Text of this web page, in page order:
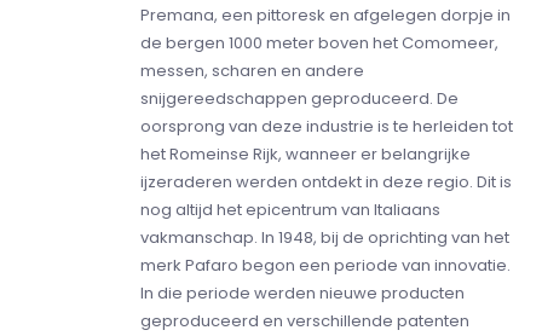
Premana, een pittoresk en afgelegen dorpje in
de bergen 1000 meter boven het Comomeer,
messen, scharen en andere
snijgereedschappen geproduceerd. De
oorsprong van deze industrie is te herleiden tot
het Romeinse Rijk, wanneer er belangrijke
ijzeraderen werden ontdekt in deze regio. Dit is
nog altijd het epicentrum van Italiaans
vakmanschap. In 1948, bij de oprichting van het
merk Pafaro begon een periode van innovatie.
In die periode werden nieuwe producten
geproduceerd en verschillende patenten